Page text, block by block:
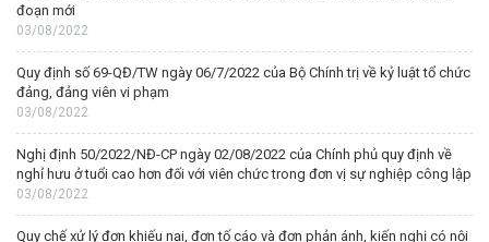
đoạn mới
03/08/2022
Quy định số 69-QĐ/TW ngày 06/7/2022 của Bộ Chính trị về kỷ luật tổ chức
đảng, đảng viên vi phạm
03/08/2022
Nghị định 50/2022/NĐ-CP ngày 02/08/2022 của Chính phủ quy định về
nghỉ hưu ở tuổi cao hơn đối với viên chức trong đơn vị sự nghiệp công lập
03/08/2022
Quy chế xử lý đơn khiếu nại, đơn tố cáo và đơn phản ánh, kiến nghị có nội